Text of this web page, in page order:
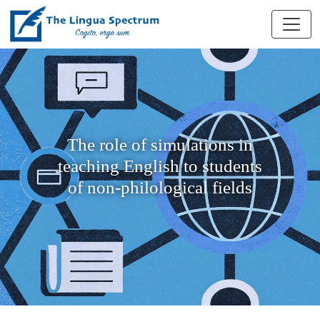
The role of simulations in
teaching English to students
of non-philological fields